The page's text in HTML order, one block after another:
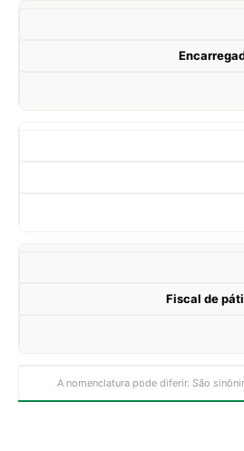
Fiscal de
A nomenclatura pode diferir. São